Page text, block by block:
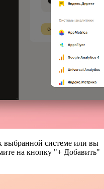
выбранной системе или вы
на кнопку "+ Добавить"